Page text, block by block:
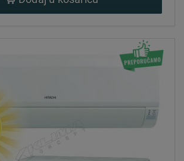
Uredski prostori:
prostorima kako bi pružili ugodno
iskustvo kupcima.
i ugostiteljski objekti:
klima uređaji se koriste u hotelima,
ugostiteljskim objektima kako bi